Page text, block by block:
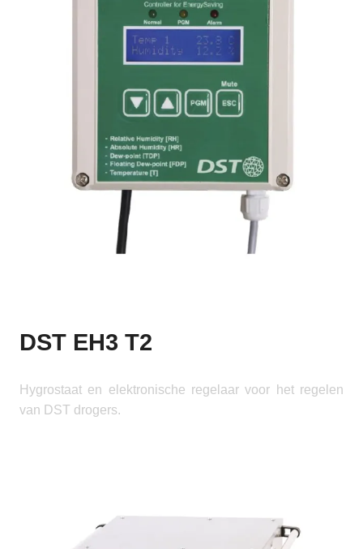
DST EH3 T2
Hygrostaat en elektronische regelaar voor het regelen
van DST drogers.